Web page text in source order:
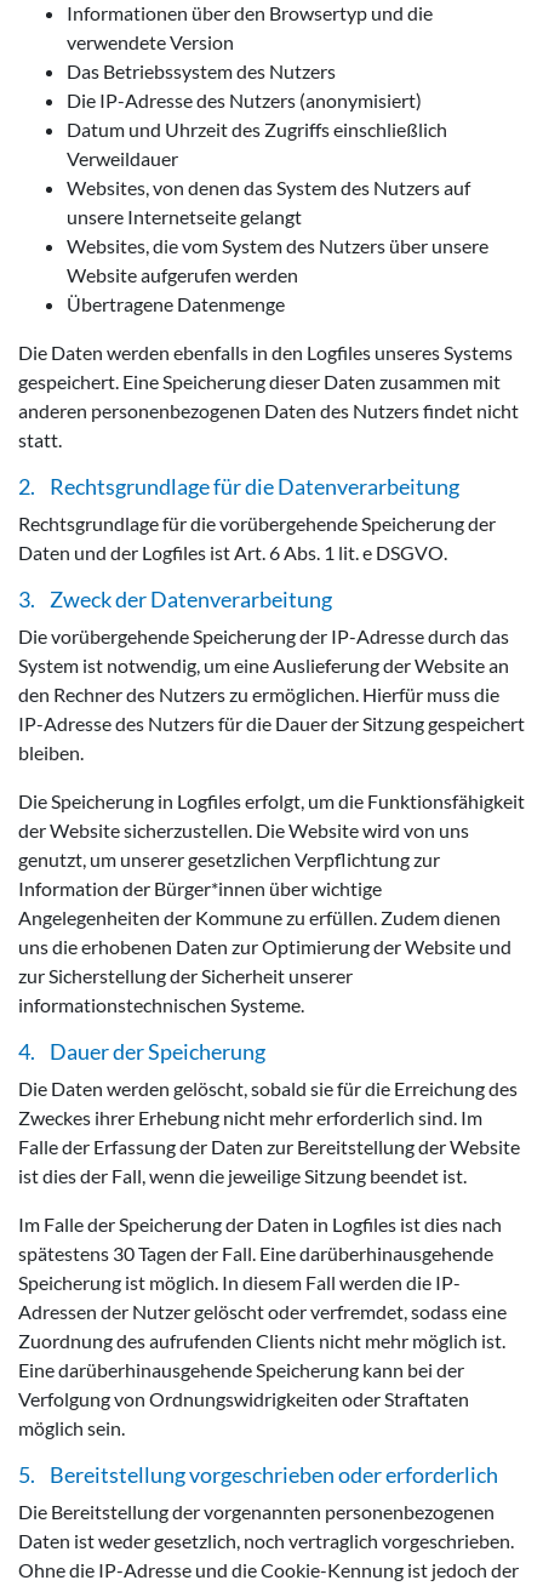
Informationen über den Browsertyp und die
verwendete Version
Das Betriebssystem des Nutzers
Die IP-Adresse des Nutzers (anonymisiert)
Datum und Uhrzeit des Zugriffs einschließlich
Verweildauer
Websites, von denen das System des Nutzers auf
unsere Internetseite gelangt
Websites, die vom System des Nutzers über unsere
Website aufgerufen werden
Übertragene Datenmenge
Die Daten werden ebenfalls in den Logfiles unseres Systems
gespeichert. Eine Speicherung dieser Daten zusammen mit
anderen personenbezogenen Daten des Nutzers findet nicht
statt.
2. Rechtsgrundlage für die Datenverarbeitung
Rechtsgrundlage für die vorübergehende Speicherung der
Daten und der Logfiles ist Art. 6 Abs. 1 lit. e DSGVO.
3. Zweck der Datenverarbeitung
Die vorübergehende Speicherung der IP-Adresse durch das
System ist notwendig, um eine Auslieferung der Website an
den Rechner des Nutzers zu ermöglichen. Hierfür muss die
IP-Adresse des Nutzers für die Dauer der Sitzung gespeichert
bleiben.
Die Speicherung in Logfiles erfolgt, um die Funktionsfähigkeit
der Website sicherzustellen. Die Website wird von uns
genutzt, um unserer gesetzlichen Verpflichtung zur
Information der Bürger*innen über wichtige
Angelegenheiten der Kommune zu erfüllen. Zudem dienen
uns die erhobenen Daten zur Optimierung der Website und
zur Sicherstellung der Sicherheit unserer
informationstechnischen Systeme.
4. Dauer der Speicherung
Die Daten werden gelöscht, sobald sie für die Erreichung des
Zweckes ihrer Erhebung nicht mehr erforderlich sind. Im
Falle der Erfassung der Daten zur Bereitstellung der Website
ist dies der Fall, wenn die jeweilige Sitzung beendet ist.
Im Falle der Speicherung der Daten in Logfiles ist dies nach
spätestens 30 Tagen der Fall. Eine darüberhinausgehende
Speicherung ist möglich. In diesem Fall werden die IP-
Adressen der Nutzer gelöscht oder verfremdet, sodass eine
Zuordnung des aufrufenden Clients nicht mehr möglich ist.
Eine darüberhinausgehende Speicherung kann bei der
Verfolgung von Ordnungswidrigkeiten oder Straftaten
möglich sein.
5. Bereitstellung vorgeschrieben oder erforderlich
Die Bereitstellung der vorgenannten personenbezogenen
Daten ist weder gesetzlich, noch vertraglich vorgeschrieben.
Ohne die IP-Adresse und die Cookie-Kennung ist jedoch der